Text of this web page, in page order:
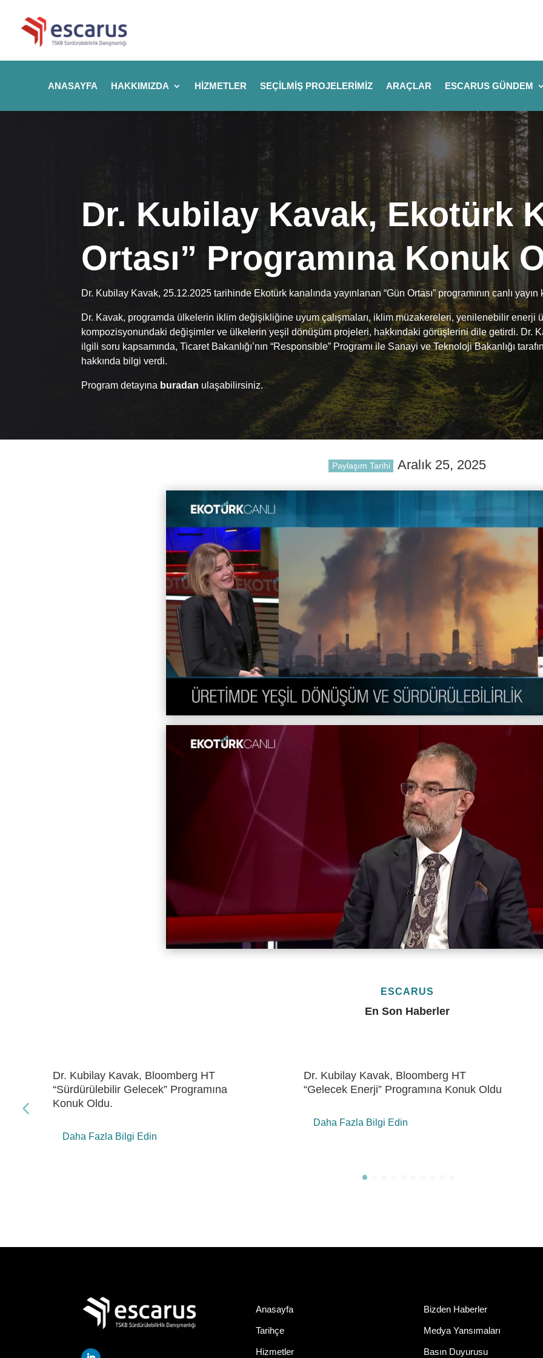
ANASAYFA HAKKIMIZDA HIZMETLER SEÇILMIŞ PROJELERIMIZ ARAÇLAR ESCARUS GÜNDEM
Dr. Kubilay Kavak, Ekotürk
Ortası” Programına Konuk
Dr. Kubilay Kavak, 25.12.2025 tarihinde Ekotürk kanalında yayınlanan “Gün Ortası” programının canlı
Dr. Kavak, programda ülkelerin iklim değişikliğine uyum çalışmaları, iklim müzakereleri, yenilenebilir enerji
kompozisyonundaki değişimler ve ülkelerin yeşil dönüşüm projeleri, hakkındaki görüşlerini dile getirdi. Dr.
ilgili soru kapsamında, Ticaret Bakanlığı’nın “Responsible” Programı ile Sanayi ve Teknoloji Bakanlığı
hakkında bilgi verdi.
Program detayına buradan ulaşabilirsiniz.
Paylaşım Tarihi Aralık 25, 2025
ESCARUS
En Son Haberler
Dr. Kubilay Kavak, Bloomberg HT
“Gelecek Enerji” Programına Konuk Oldu
Eren Holding’de “ÇSY Metrikleri Çalıştayı”
Anasayfa
Tarihçe
Hizmetler
Bizden Haberler
Medya Yansımaları
Basın Duyurusu